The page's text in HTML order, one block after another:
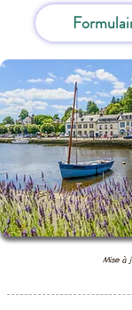
Mise à